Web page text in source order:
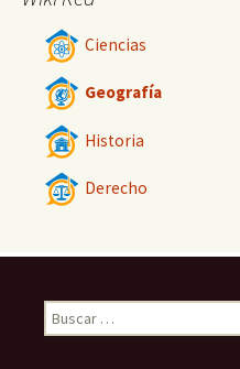
Ciencias
Geografía
Historia
Derecho
Buscar: